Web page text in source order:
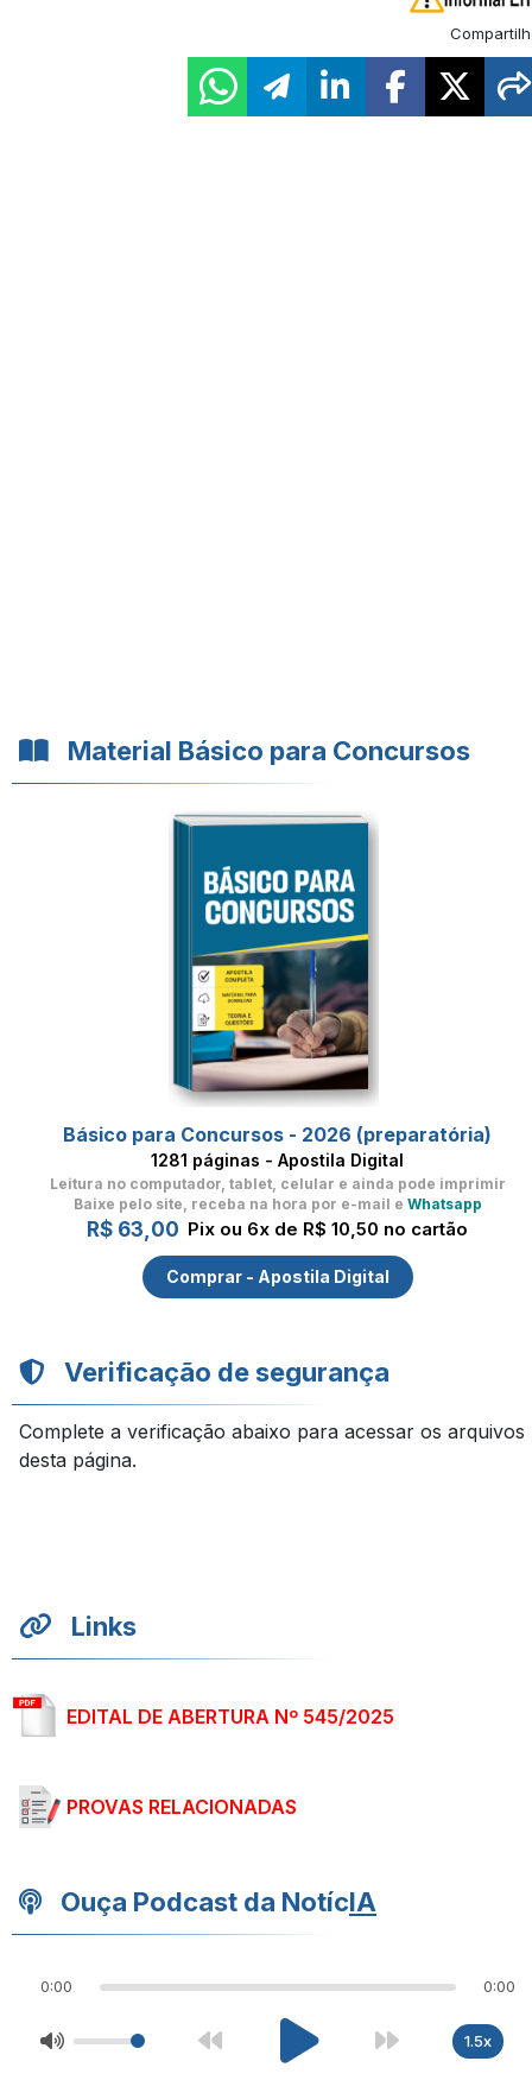
Material Básico para Concursos
Básico para Concursos - 2026 (preparatória)
1281 páginas - Apostila Digital
Leitura no computador, tablet, celular e ainda pode imprimir
Baixe pelo site, receba na hora por e-mail e Whatsapp
R$ 63,00 Pix ou 6x de R$ 10,50 no cartão
Comprar - Apostila Digital
Verificação de segurança
Complete a verificação abaixo para acessar os arquivos
desta página.
Links
EDITAL DE ABERTURA Nº 545/2025
PROVAS RELACIONADAS
Ouça Podcast da NotícIA
0:00 0:00
1.5x